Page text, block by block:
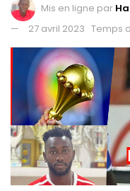
Mis en ligne par
27 avril 2023 Temps